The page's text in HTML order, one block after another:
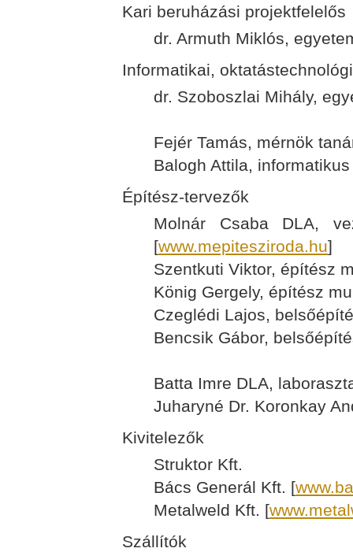
Kari beruházási projektfelelős
dr. Armuth Miklós,
Informatikai,
dr. Szoboszlai Mihály,
Fejér Tamás, mérnök
Balogh Attila, informatikus
Építész-tervezők
Molnár Csaba DLA,
[www.mepitesziroda.hu]
Szentkuti Viktor, építész
König Gergely, építész
Czeglédi Lajos,
Bencsik Gábor,
Batta Imre DLA,
Juharyné Dr. Koronkay
Kivitelezők
Struktor Kft.
Bács Generál Kft. [
Metalweld Kft. [
Szállítók